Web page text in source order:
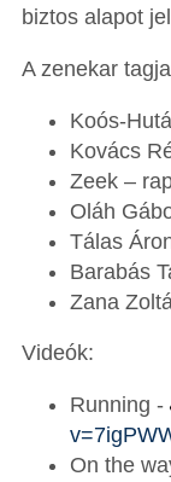
biztos alapot
A zenekar
Koós-
Kovács
Zeek –
Oláh
Tálas
Barabás
Zana
Videók:
Running -
On the